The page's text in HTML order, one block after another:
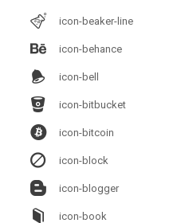
icon-beaker-line
icon-behance
icon-bell
icon-bitbucket
icon-bitcoin
icon-block
icon-blogger
icon-book